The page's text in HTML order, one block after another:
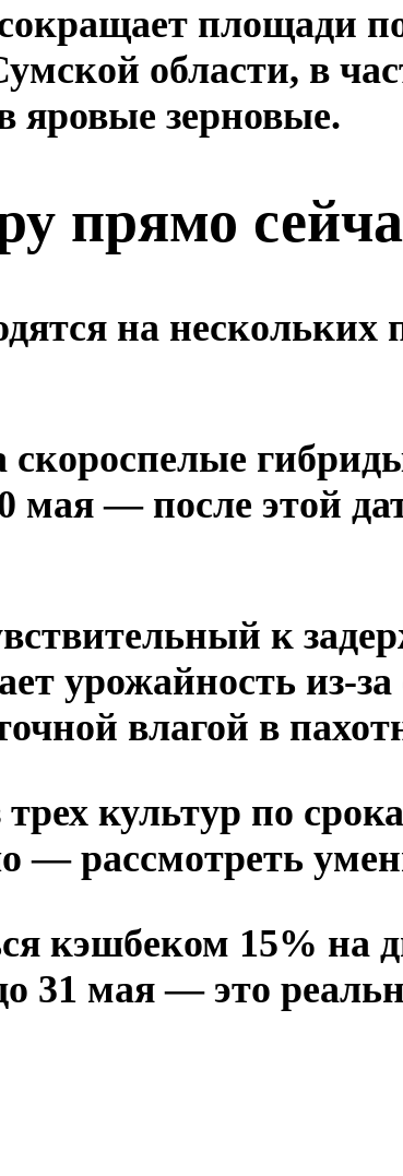
площади
области, в
яровые зерновые.
прямо
на нескольких
скороспелые
мая — после этой
к
урожайность из-
влагой в
трех культур по
— рассмотреть
кэшбеком 15% на
31 мая — это